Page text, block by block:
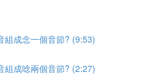
組成念一個音節? (9:53)
組成唸兩個音節? (2:27)